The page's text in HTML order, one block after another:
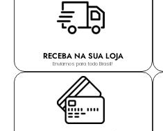
RECEBA NA SUA LOJA
Enviamos para todo Brasil!